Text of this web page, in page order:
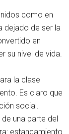
como en
dejado de ser la
en
su nivel de vida.
la clase
Es claro que
social.
una parte del
estancamiento